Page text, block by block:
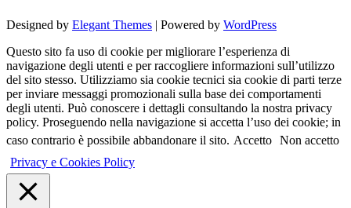
Designed by Elegant Themes | Powered by WordPress
Questo sito fa uso di cookie per migliorare l’esperienza di
navigazione degli utenti e per raccogliere informazioni sull’utilizzo
del sito stesso. Utilizziamo sia cookie tecnici sia cookie di parti terze
per inviare messaggi promozionali sulla base dei comportamenti
degli utenti. Può conoscere i dettagli consultando la nostra privacy
policy. Proseguendo nella navigazione si accetta l’uso dei cookie; in
caso contrario è possibile abbandonare il sito. Accetto Non accetto
Privacy e Cookies Policy